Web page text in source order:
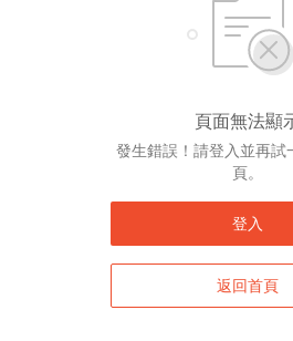
頁面無法顯
發生錯誤！請登入並再試
頁。
登入
返回首頁